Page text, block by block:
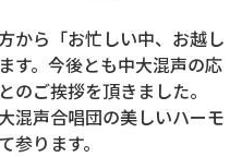
から「お忙しい中、お越し
す。今後とも中大混声の応
のご挨拶を頂きました。
混声合唱団の美しいハーモ
ります。